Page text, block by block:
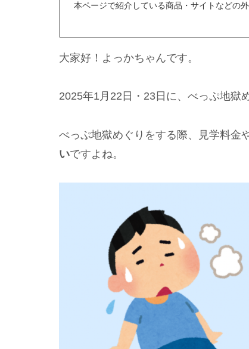
本ページで紹介している商品・サイトなどの
大家好！よっかちゃんです。
2025年1月22日・23日に、べっぷ地獄
べっぷ地獄めぐりをする際、見学料金
いですよね。